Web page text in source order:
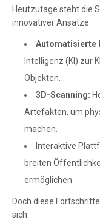
Heutzutage steht die
innovativer Ansätze:
Automatisierte
Intelligenz (KI) zur
Objekten.
3D-Scanning:
Artefakten, um
machen.
Interaktive
breiten
ermöglichen.
Doch diese
sich: